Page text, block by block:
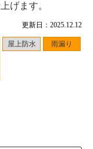
更新日：2025.12.12
屋上防水 雨漏り
げます。